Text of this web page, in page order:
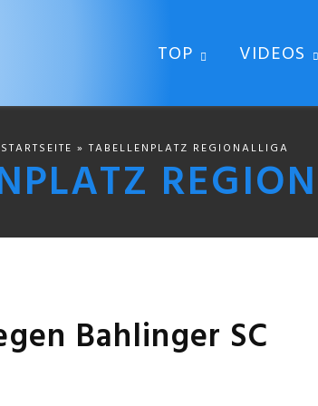
TOP VIDEOS
STARTSEITE » TABELLENPLATZ REGIONALLIGA
Bahlinger SC